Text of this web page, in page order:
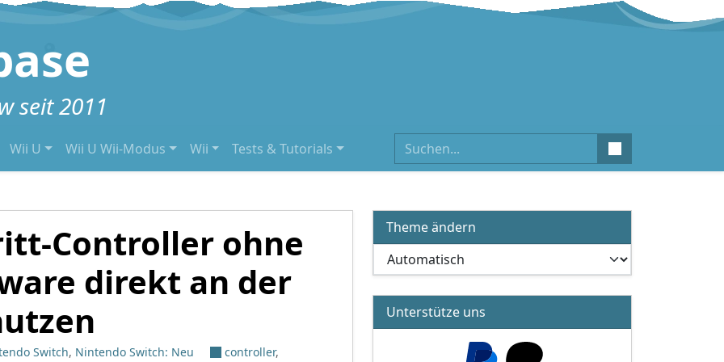
seit 2011
Wii U Wii U Wii-Modus Wii Tests & Tutorials Suchen
Controller ohne
direkt an der
Switch, Nintendo Switch: Neu controller,
Theme ändern
Unterstütze uns